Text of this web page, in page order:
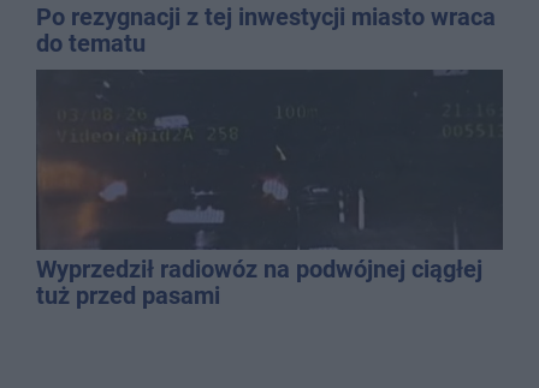
Po rezygnacji z tej inwestycji miasto wraca
do tematu
Wyprzedził radiowóz na podwójnej ciągłej
tuż przed pasami